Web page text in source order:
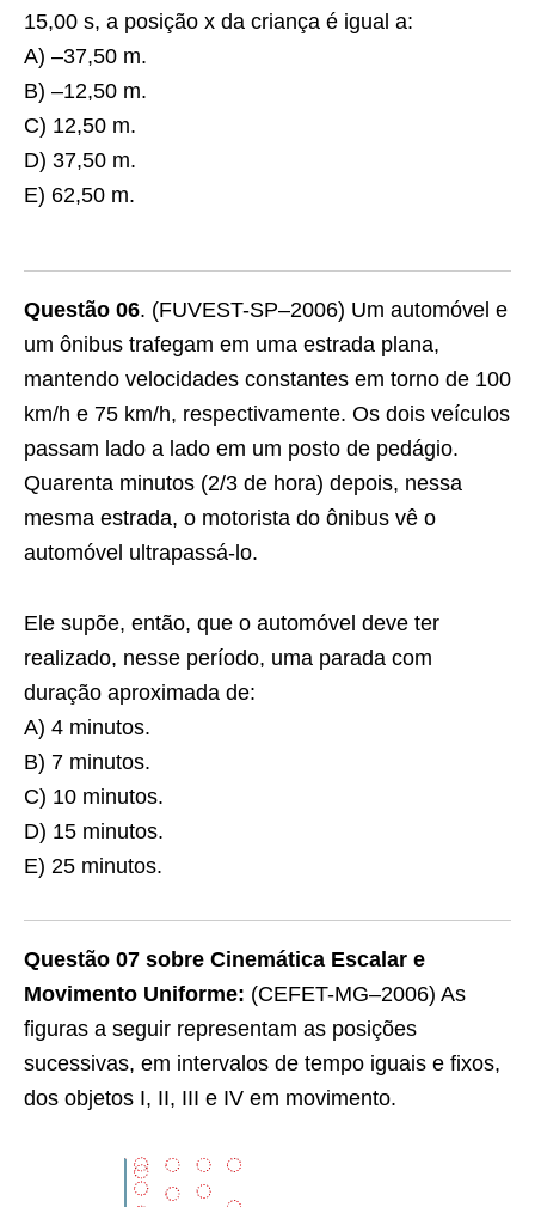
15,00 s, a posição x da criança é igual a:
A) –37,50 m.
B) –12,50 m.
C) 12,50 m.
D) 37,50 m.
E) 62,50 m.
Questão 06. (FUVEST-SP–2006) Um automóvel e
um ônibus trafegam em uma estrada plana,
mantendo velocidades constantes em torno de 100
km/h e 75 km/h, respectivamente. Os dois veículos
passam lado a lado em um posto de pedágio.
Quarenta minutos (2/3 de hora) depois, nessa
mesma estrada, o motorista do ônibus vê o
automóvel ultrapassá-lo.
Ele supõe, então, que o automóvel deve ter
realizado, nesse período, uma parada com
duração aproximada de:
A) 4 minutos.
B) 7 minutos.
C) 10 minutos.
D) 15 minutos.
E) 25 minutos.
Questão 07 sobre Cinemática Escalar e
Movimento Uniforme: (CEFET-MG–2006) As
figuras a seguir representam as posições
sucessivas, em intervalos de tempo iguais e fixos,
dos objetos I, II, III e IV em movimento.